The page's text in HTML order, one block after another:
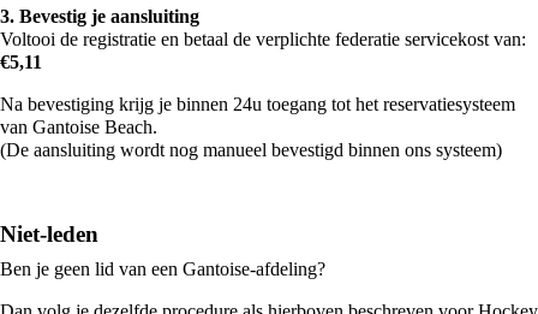
3. Bevestig je aansluiting
Voltooi de registratie en betaal de verplichte federatie servicekost van:
€5,11
Na bevestiging krijg je binnen 24u toegang tot het reservatiesysteem
van Gantoise Beach.
(De aansluiting wordt nog manueel bevestigd binnen ons systeem)
Niet-leden
Ben je geen lid van een Gantoise-afdeling?